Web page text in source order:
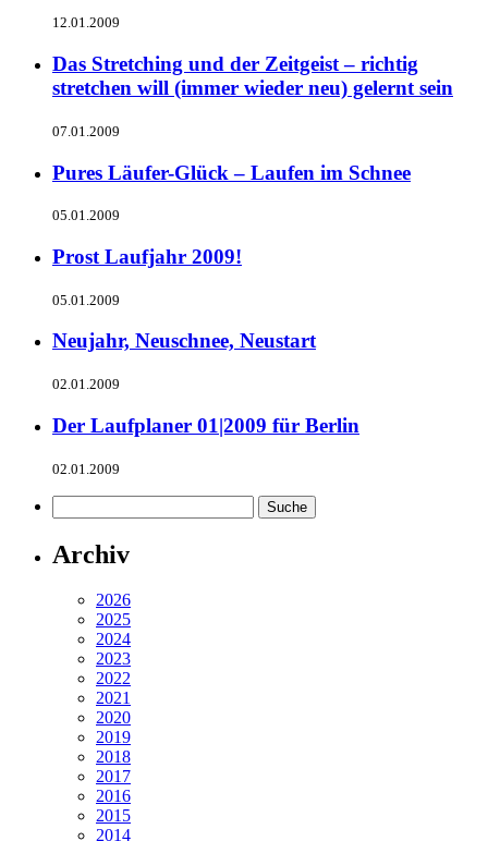
12.01.2009
Das Stretching und der Zeitgeist – richtig
stretchen will (immer wieder neu) gelernt sein
07.01.2009
Pures Läufer-Glück – Laufen im Schnee
05.01.2009
Prost Laufjahr 2009!
05.01.2009
Neujahr, Neuschnee, Neustart
02.01.2009
Der Laufplaner 01|2009 für Berlin
02.01.2009
Archiv
2026
2025
2024
2023
2022
2021
2020
2019
2018
2017
2016
2015
2014